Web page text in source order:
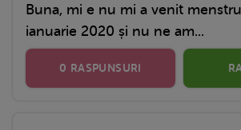
Buna, mi e nu mi a venit
ianuarie 2020 și nu ne am...
0 RASPUNSURI